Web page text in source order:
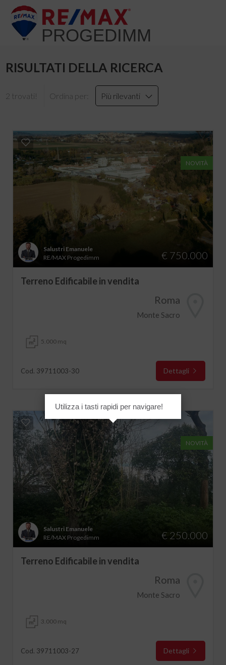
PROGEDIMM
RISULTATI DELLA RICERCA
2 trovati! Ordina per: Più rilevanti
NOVITÀ
Salustri Emanuele
RE/MAX Progedimm
€ 750.000
Terreno Edificabile in vendita
Roma
Monte Sacro
5.000 mq
Cod. 39711003-30 Dettagli
NOVITÀ
Salustri Emanuele
RE/MAX Progedimm
€ 250.000
Terreno Edificabile in vendita
Roma
Monte Sacro
3.000 mq
Cod. 39711003-27 Dettagli
Utilizza i tasti rapidi per navigare!